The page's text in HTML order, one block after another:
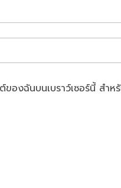
ของฉันบนเบราว์เซอร์นี้ สำ